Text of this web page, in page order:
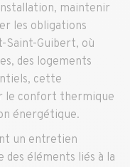
maintenir
les obligations
Saint-Guibert, où
des logements
cette
le confort thermique
énergétique.
un entretien
éléments liés à la